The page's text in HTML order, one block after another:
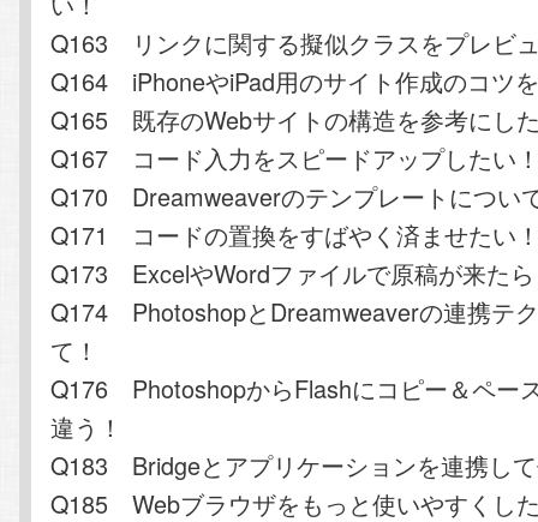
Q163 リンクに関する擬似クラスをプレビ
Q164 iPhoneやiPad用のサイト作成のコツ
Q165 既存のWebサイトの構造を参考にし
Q167 コード入力をスピードアップしたい
Q170 Dreamweaverのテンプレートについ
Q171 コードの置換をすばやく済ませたい
Q173 ExcelやWordファイルで原稿が来た
Q174 PhotoshopとDreamweaverの連携テ
て！
Q176 PhotoshopからFlashにコピー＆ペー
違う！
Q183 Bridgeとアプリケーションを連携し
Q185 Webブラウザをもっと使いやすくし